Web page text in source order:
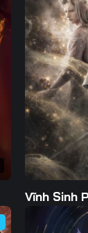
Vĩnh Sinh